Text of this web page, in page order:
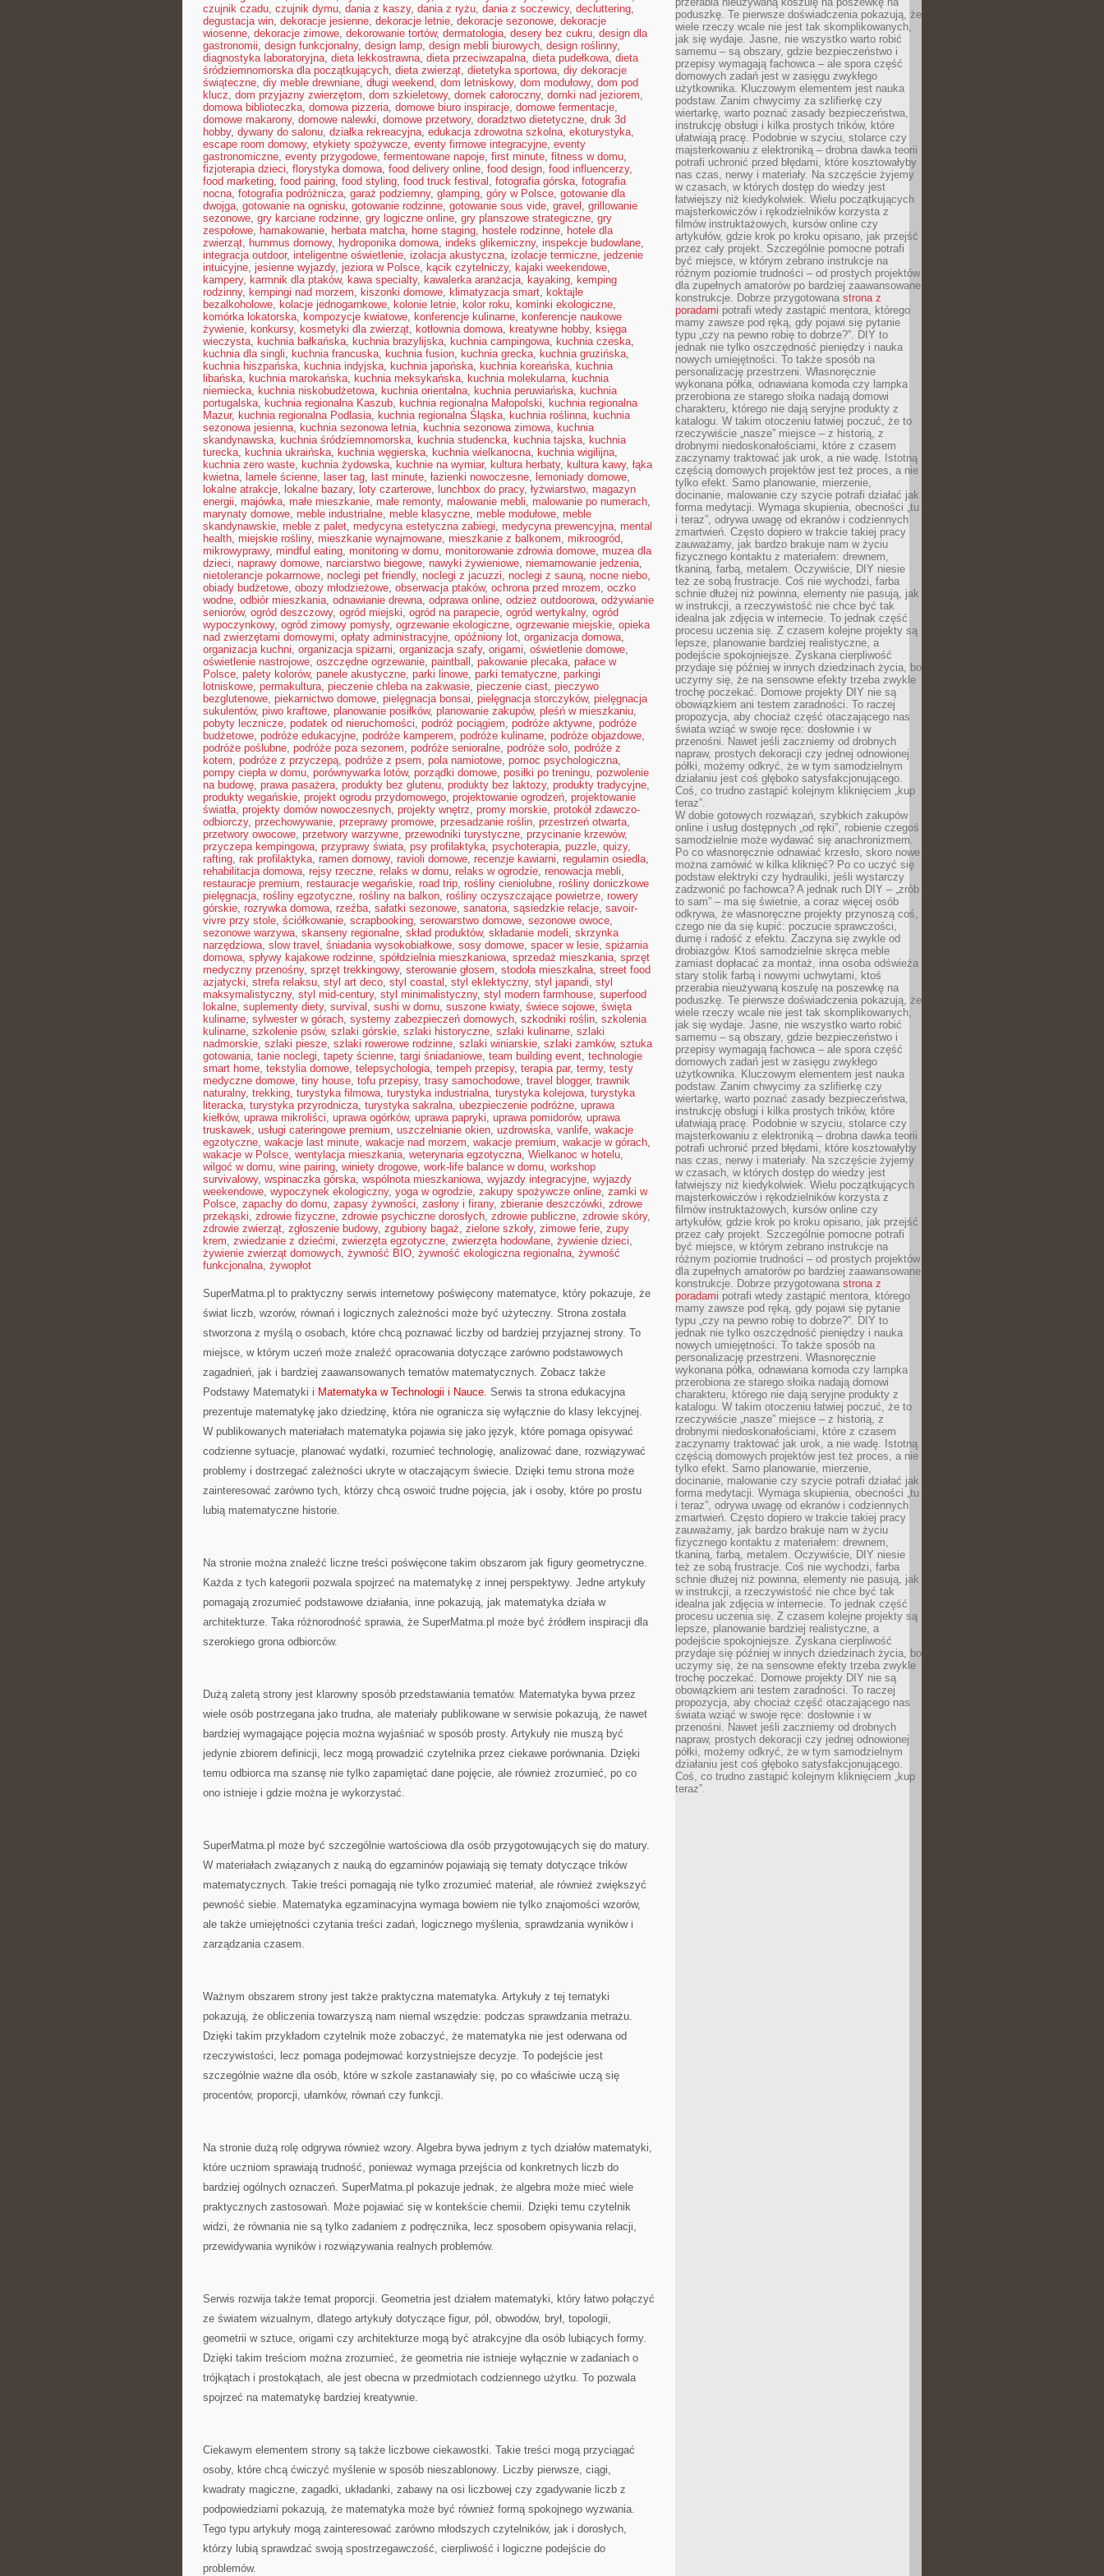
czujnik czadu, czujnik dymu, dania z kaszy, dania z ryżu, dania z soczewicy, decluttering,
degustacja win, dekoracje jesienne, dekoracje letnie, dekoracje sezonowe, dekoracje
wiosenne, dekoracje zimowe, dekorowanie tortów, dermatologia, desery bez cukru, design dla
gastronomii, design funkcjonalny, design lamp, design mebli biurowych, design roślinny,
diagnostyka laboratoryjna, dieta lekkostrawna, dieta przeciwzapalna, dieta pudełkowa, dieta
śródziemnomorska dla początkujących, dieta zwierząt, dietetyka sportowa, diy dekoracje
świąteczne, diy meble drewniane, długi weekend, dom letniskowy, dom modułowy, dom pod
klucz, dom przyjazny zwierzętom, dom szkieletowy, domek całoroczny, domki nad jeziorem,
domowa biblioteczka, domowa pizzeria, domowe biuro inspiracje, domowe fermentacje,
domowe makarony, domowe nalewki, domowe przetwory, doradztwo dietetyczne, druk 3d
hobby, dywany do salonu, działka rekreacyjna, edukacja zdrowotna szkolna, ekoturystyka,
escape room domowy, etykiety spożywcze, eventy firmowe integracyjne, eventy
gastronomiczne, eventy przygodowe, fermentowane napoje, first minute, fitness w domu,
fizjoterapia dzieci, florystyka domowa, food delivery online, food design, food influencerzy,
food marketing, food pairing, food styling, food truck festival , fotografia górska, fotografia
nocna, fotografia podróżnicza, garaż podziemny, glamping, góry w Polsce, gotowanie dla
dwojga, gotowanie na ognisku, gotowanie rodzinne, gotowanie sous vide, gravel , grillowanie
sezonowe, gry karciane rodzinne, gry logiczne online, gry planszowe strategiczne, gry
zespołowe, hamakowanie, herbata matcha, home staging, hostele rodzinne, hotele dla
zwierząt, hummus domowy, hydroponika domowa, indeks glikemiczny, inspekcje budowlane,
integracja outdoor, inteligentne oświetlenie, izolacja akustyczna, izolacje termiczne, jedzenie
intuicyjne, jesienne wyjazdy, jeziora w Polsce, kącik czytelniczy, kajaki weekendowe,
kampery, karmnik dla ptaków, kawa specialty, kawalerka aranżacja, kayaking, kemping
rodzinny, kempingi nad morzem, kiszonki domowe, klimatyzacja smart, koktajle
bezalkoholowe, kolacje jednogarnkowe, kolonie letnie, kolor roku, kominki ekologiczne,
komórka lokatorska, kompozycje kwiatowe, konferencje kulinarne, konferencje naukowe
żywienie, konkursy, kosmetyki dla zwierząt, kotłownia domowa, kreatywne hobby, księga
wieczysta, kuchnia bałkańska, kuchnia brazylijska, kuchnia campingowa, kuchnia czeska,
kuchnia dla singli, kuchnia francuska, kuchnia fusion, kuchnia grecka, kuchnia gruzińska,
kuchnia hiszpańska, kuchnia indyjska, kuchnia japońska, kuchnia koreańska, kuchnia
libańska, kuchnia marokańska, kuchnia meksykańska, kuchnia molekularna, kuchnia
niemiecka, kuchnia niskobudżetowa, kuchnia orientalna, kuchnia peruwiańska, kuchnia
portugalska, kuchnia regionalna Kaszub, kuchnia regionalna Małopolski, kuchnia regionalna
Mazur, kuchnia regionalna Podlasia, kuchnia regionalna Śląska, kuchnia roślinna, kuchnia
sezonowa jesienna, kuchnia sezonowa letnia, kuchnia sezonowa zimowa, kuchnia
skandynawska, kuchnia śródziemnomorska, kuchnia studencka, kuchnia tajska, kuchnia
turecka, kuchnia ukraińska, kuchnia węgierska, kuchnia wielkanocna, kuchnia wigilijna,
kuchnia zero waste, kuchnia żydowska, kuchnie na wymiar, kultura herbaty, kultura kawy, łąka
kwietna, lamele ścienne, laser tag, last minute, łazienki nowoczesne, lemoniady domowe,
lokalne atrakcje, lokalne bazary, loty czarterowe, lunchbox do pracy, łyżwiarstwo, magazyn
energii, majówka, małe mieszkanie, małe remonty, malowanie mebli, malowanie po numerach,
marynaty domowe, meble industrialne, meble klasyczne, meble modułowe, meble
skandynawskie, meble z palet, medycyna estetyczna zabiegi, medycyna prewencyjna, mental
health, miejskie rośliny, mieszkanie wynajmowane, mieszkanie z balkonem, mikroogród,
mikrowyprawy, mindful eating, monitoring w domu, monitorowanie zdrowia domowe, muzea dla
dzieci, naprawy domowe, narciarstwo biegowe, nawyki żywieniowe, niemarnowanie jedzenia,
nietolerancje pokarmowe, noclegi pet friendly, noclegi z jacuzzi, noclegi z sauną, nocne niebo,
obiady budżetowe, obozy młodzieżowe, obserwacja ptaków, ochrona przed mrozem, oczko
wodne, odbiór mieszkania, odnawianie drewna, odprawa online, odzież outdoorowa, odżywianie
seniorów, ogród deszczowy, ogród miejski, ogród na parapecie, ogród wertykalny, ogród
wypoczynkowy, ogród zimowy pomysły, ogrzewanie ekologiczne, ogrzewanie miejskie, opieka
nad zwierzętami domowymi, opłaty administracyjne, opóźniony lot, organizacja domowa,
organizacja kuchni, organizacja spiżarni, organizacja szafy, origami, oświetlenie domowe,
oświetlenie nastrojowe, oszczędne ogrzewanie, paintball , pakowanie plecaka, pałace w
Polsce, palety kolorów, panele akustyczne, parki linowe, parki tematyczne, parkingi
lotniskowe, permakultura, pieczenie chleba na zakwasie, pieczenie ciast, pieczywo
bezglutenowe, piekarnictwo domowe, pielęgnacja bonsai, pielęgnacja storczyków, pielęgnacja
sukulentów, piwo kraftowe, planowanie posiłków, planowanie zakupów, pleśń w mieszkaniu,
pobyty lecznicze, podatek od nieruchomości, podróż pociągiem, podróże aktywne, podróże
budżetowe, podróże edukacyjne, podróże kamperem, podróże kulinarne, podróże objazdowe,
podróże poślubne, podróże poza sezonem, podróże senioralne, podróże solo, podróże z
kotem, podróże z przyczepą, podróże z psem, pola namiotowe, pomoc psychologiczna,
pompy ciepła w domu, porównywarka lotów, porządki domowe, posiłki po treningu, pozwolenie
na budowę, prawa pasażera, produkty bez glutenu, produkty bez laktozy, produkty tradycyjne,
produkty wegańskie, projekt ogrodu przydomowego, projektowanie ogrodzeń, projektowanie
światła, projekty domów nowoczesnych, projekty wnętrz, promy morskie, protokół zdawczo-
odbiorczy, przechowywanie, przeprawy promowe, przesadzanie roślin, przestrzeń otwarta,
przetwory owocowe, przetwory warzywne, przewodniki turystyczne, przycinanie krzewów,
przyczepa kempingowa, przyprawy świata, psy profilaktyka, psychoterapia, puzzle, quizy,
rafting, rak profilaktyka, ramen domowy, ravioli domowe, recenzje kawiarni, regulamin osiedla,
rehabilitacja domowa, rejsy rzeczne, relaks w domu, relaks w ogrodzie, renowacja mebli,
restauracje premium, restauracje wegańskie, road trip, rośliny cieniolubne, rośliny doniczkowe
pielęgnacja, rośliny egzotyczne, rośliny na balkon, rośliny oczyszczające powietrze, rowery
górskie, rozrywka domowa, rzeźba, sałatki sezonowe, sanatoria, sąsiedzkie relacje, savoir-
vivre przy stole, ściółkowanie, scrapbooking, serowarstwo domowe, sezonowe owoce,
sezonowe warzywa, skanseny regionalne, skład produktów, składanie modeli, skrzynka
narzędziowa, slow travel , śniadania wysokobiałkowe, sosy domowe, spacer w lesie, spiżarnia
domowa, spływy kajakowe rodzinne, spółdzielnia mieszkaniowa, sprzedaż mieszkania, sprzęt
medyczny przenośny, sprzęt trekkingowy, sterowanie głosem, stodoła mieszkalna, street food
azjatycki, strefa relaksu, styl art deco, styl coastal , styl eklektyczny, styl japandi, styl
maksymalistyczny, styl mid-century, styl minimalistyczny, styl modern farmhouse, superfood
lokalne, suplementy diety, survival , sushi w domu, suszone kwiaty, świece sojowe, święta
kulinarne, sylwester w górach, systemy zabezpieczeń domowych, szkodniki roślin, szkolenia
kulinarne, szkolenie psów, szlaki górskie, szlaki historyczne, szlaki kulinarne, szlaki
nadmorskie, szlaki piesze, szlaki rowerowe rodzinne, szlaki winiarskie, szlaki zamków, sztuka
gotowania, tanie noclegi, tapety ścienne, targi śniadaniowe, team building event, technologie
smart home, tekstylia domowe, telepsychologia, tempeh przepisy, terapia par, termy, testy
medyczne domowe, tiny house, tofu przepisy, trasy samochodowe, travel blogger, trawnik
naturalny, trekking, turystyka filmowa, turystyka industrialna, turystyka kolejowa, turystyka
literacka, turystyka przyrodnicza, turystyka sakralna, ubezpieczenie podróżne, uprawa
kiełków, uprawa mikroliści, uprawa ogórków, uprawa papryki, uprawa pomidorów, uprawa
truskawek, usługi cateringowe premium, uszczelnianie okien, uzdrowiska, vanlife, wakacje
egzotyczne, wakacje last minute, wakacje nad morzem, wakacje premium, wakacje w górach,
wakacje w Polsce, wentylacja mieszkania, weterynaria egzotyczna, Wielkanoc w hotelu,
wilgoć w domu, wine pairing, winiety drogowe, work-life balance w domu, workshop
survivalowy, wspinaczka górska, wspólnota mieszkaniowa, wyjazdy integracyjne, wyjazdy
weekendowe, wypoczynek ekologiczny, yoga w ogrodzie, zakupy spożywcze online, zamki w
Polsce, zapachy do domu, zapasy żywności, zasłony i firany, zbieranie deszczówki, zdrowe
przekąski, zdrowie fizyczne, zdrowie psychiczne dorosłych, zdrowie publiczne, zdrowie skóry,
zdrowie zwierząt, zgłoszenie budowy, zgubiony bagaż, zielone szkoły, zimowe ferie, zupy
krem, zwiedzanie z dziećmi, zwierzęta egzotyczne, zwierzęta hodowlane, żywienie dzieci,
żywienie zwierząt domowych, żywność BIO, żywność ekologiczna regionalna, żywność
funkcjonalna, żywopłot
SuperMatma.pl to praktyczny serwis internetowy poświęcony matematyce, który pokazuje, że
świat liczb, wzorów, równań i logicznych zależności może być użyteczny. Strona została
stworzona z myślą o osobach, które chcą poznawać liczby od bardziej przyjaznej strony. To
miejsce, w którym uczeń może znaleźć opracowania dotyczące zarówno podstawowych
zagadnień, jak i bardziej zaawansowanych tematów matematycznych. Zobacz także
Podstawy Matematyki i Matematyka w Technologii i Nauce. Serwis ta strona edukacyjna
prezentuje matematykę jako dziedzinę, która nie ogranicza się wyłącznie do klasy lekcyjnej.
W publikowanych materiałach matematyka pojawia się jako język, które pomaga opisywać
codzienne sytuacje, planować wydatki, rozumieć technologię, analizować dane, rozwiązywać
problemy i dostrzegać zależności ukryte w otaczającym świecie. Dzięki temu strona może
zainteresować zarówno tych, którzy chcą oswoić trudne pojęcia, jak i osoby, które po prostu
lubią matematyczne historie.
Na stronie można znaleźć liczne treści poświęcone takim obszarom jak figury geometryczne.
Każda z tych kategorii pozwala spojrzeć na matematykę z innej perspektywy. Jedne artykuły
pomagają zrozumieć podstawowe działania, inne pokazują, jak matematyka działa w
architekturze. Taka różnorodność sprawia, że SuperMatma.pl może być źródłem inspiracji dla
szerokiego grona odbiorców.
Dużą zaletą strony jest klarowny sposób przedstawiania tematów. Matematyka bywa przez
wiele osób postrzegana jako trudna, ale materiały publikowane w serwisie pokazują, że nawet
bardziej wymagające pojęcia można wyjaśniać w sposób prosty. Artykuły nie muszą być
jedynie zbiorem definicji, lecz mogą prowadzić czytelnika przez ciekawe porównania. Dzięki
temu odbiorca ma szansę nie tylko zapamiętać dane pojęcie, ale również zrozumieć, po co
ono istnieje i gdzie można je wykorzystać.
SuperMatma.pl może być szczególnie wartościowa dla osób przygotowujących się do matury.
W materiałach związanych z nauką do egzaminów pojawiają się tematy dotyczące trików
matematycznych. Takie treści pomagają nie tylko zrozumieć materiał, ale również zwiększyć
pewność siebie. Matematyka egzaminacyjna wymaga bowiem nie tylko znajomości wzorów,
ale także umiejętności czytania treści zadań, logicznego myślenia, sprawdzania wyników i
zarządzania czasem.
Ważnym obszarem strony jest także praktyczna matematyka. Artykuły z tej tematyki
pokazują, że obliczenia towarzyszą nam niemal wszędzie: podczas sprawdzania metrażu.
Dzięki takim przykładom czytelnik może zobaczyć, że matematyka nie jest oderwana od
rzeczywistości, lecz pomaga podejmować korzystniejsze decyzje. To podejście jest
szczególnie ważne dla osób, które w szkole zastanawiały się, po co właściwie uczą się
procentów, proporcji, ułamków, równań czy funkcji.
Na stronie dużą rolę odgrywa również wzory. Algebra bywa jednym z tych działów matematyki,
które uczniom sprawiają trudność, ponieważ wymaga przejścia od konkretnych liczb do
bardziej ogólnych oznaczeń. SuperMatma.pl pokazuje jednak, że algebra może mieć wiele
praktycznych zastosowań. Może pojawiać się w kontekście chemii. Dzięki temu czytelnik
widzi, że równania nie są tylko zadaniem z podręcznika, lecz sposobem opisywania relacji,
przewidywania wyników i rozwiązywania realnych problemów.
Serwis rozwija także temat proporcji. Geometria jest działem matematyki, który łatwo połączyć
ze światem wizualnym, dlatego artykuły dotyczące figur, pól, obwodów, brył, topologii,
geometrii w sztuce, origami czy architekturze mogą być atrakcyjne dla osób lubiących formy.
Dzięki takim treściom można zrozumieć, że geometria nie istnieje wyłącznie w zadaniach o
trójkątach i prostokątach, ale jest obecna w przedmiotach codziennego użytku. To pozwala
spojrzeć na matematykę bardziej kreatywnie.
Ciekawym elementem strony są także liczbowe ciekawostki. Takie treści mogą przyciągać
osoby, które chcą ćwiczyć myślenie w sposób nieszablonowy. Liczby pierwsze, ciągi,
kwadraty magiczne, zagadki, układanki, zabawy na osi liczbowej czy zgadywanie liczb z
podpowiedziami pokazują, że matematyka może być również formą spokojnego wyzwania.
Tego typu artykuły mogą zainteresować zarówno młodszych czytelników, jak i dorosłych,
którzy lubią sprawdzać swoją spostrzegawczość, cierpliwość i logiczne podejście do
problemów.
poduszkę. Te pierwsze doświadczenia pokazują, że
wiele rzeczy wcale nie jest tak skomplikowanych,
jak się wydaje. Jasne, nie wszystko warto robić
samemu – są obszary, gdzie bezpieczeństwo i
przepisy wymagają fachowca – ale spora część
domowych zadań jest w zasięgu zwykłego
użytkownika. Kluczowym elementem jest nauka
podstaw. Zanim chwycimy za szlifierkę czy
wiertarkę, warto poznać zasady bezpieczeństwa,
instrukcję obsługi i kilka prostych trików, które
ułatwiają pracę. Podobnie w szyciu, stolarce czy
majsterkowaniu z elektroniką – drobna dawka teorii
potrafi uchronić przed błędami, które kosztowałyby
nas czas, nerwy i materiały. Na szczęście żyjemy
w czasach, w których dostęp do wiedzy jest
łatwiejszy niż kiedykolwiek. Wielu początkujących
majsterkowiczów i rękodzielników korzysta z
filmów instruktażowych, kursów online czy
artykułów, gdzie krok po kroku opisano, jak przejść
przez cały projekt. Szczególnie pomocne potrafi
być miejsce, w którym zebrano instrukcje na
różnym poziomie trudności – od prostych projektów
dla zupełnych amatorów po bardziej zaawansowane
konstrukcje. Dobrze przygotowana strona z
poradami potrafi wtedy zastąpić mentora, którego
mamy zawsze pod ręką, gdy pojawi się pytanie
typu „czy na pewno robię to dobrze?”. DIY to
jednak nie tylko oszczędność pieniędzy i nauka
nowych umiejętności. To także sposób na
personalizację przestrzeni. Własnoręcznie
wykonana półka, odnawiana komoda czy lampka
przerobiona ze starego słoika nadają domowi
charakteru, którego nie dają seryjne produkty z
katalogu. W takim otoczeniu łatwiej poczuć, że to
rzeczywiście „nasze” miejsce – z historią, z
drobnymi niedoskonałościami, które z czasem
zaczynamy traktować jak urok, a nie wadę. Istotną
częścią domowych projektów jest też proces, a nie
tylko efekt. Samo planowanie, mierzenie,
docinanie, malowanie czy szycie potrafi działać jak
forma medytacji. Wymaga skupienia, obecności „tu
i teraz”, odrywa uwagę od ekranów i codziennych
zmartwień. Często dopiero w trakcie takiej pracy
zauważamy, jak bardzo brakuje nam w życiu
fizycznego kontaktu z materiałem: drewnem,
tkaniną, farbą, metalem. Oczywiście, DIY niesie
też ze sobą frustracje. Coś nie wychodzi, farba
schnie dłużej niż powinna, elementy nie pasują, jak
w instrukcji, a rzeczywistość nie chce być tak
idealna jak zdjęcia w internecie. To jednak część
procesu uczenia się. Z czasem kolejne projekty są
lepsze, planowanie bardziej realistyczne, a
podejście spokojniejsze. Zyskana cierpliwość
przydaje się później w innych dziedzinach życia, bo
uczymy się, że na sensowne efekty trzeba zwykle
trochę poczekać. Domowe projekty DIY nie są
obowiązkiem ani testem zaradności. To raczej
propozycja, aby chociaż część otaczającego nas
świata wziąć w swoje ręce: dosłownie i w
przenośni. Nawet jeśli zaczniemy od drobnych
napraw, prostych dekoracji czy jednej odnowionej
półki, możemy odkryć, że w tym samodzielnym
działaniu jest coś głęboko satysfakcjonującego.
Coś, co trudno zastąpić kolejnym kliknięciem „kup
teraz”.
W dobie gotowych rozwiązań, szybkich zakupów
online i usług dostępnych „od ręki”, robienie czegoś
samodzielnie może wydawać się anachronizmem.
Po co własnoręcznie odnawiać krzesło, skoro nowe
można zamówić w kilka kliknięć? Po co uczyć się
podstaw elektryki czy hydrauliki, jeśli wystarczy
zadzwonić po fachowca? A jednak ruch DIY – „zrób
to sam” – ma się świetnie, a coraz więcej osób
odkrywa, że własnoręczne projekty przynoszą coś,
czego nie da się kupić: poczucie sprawczości,
dumę i radość z efektu. Zaczyna się zwykle od
drobiazgów. Ktoś samodzielnie skręca meble
zamiast dopłacać za montaż, inna osoba odświeża
stary stolik farbą i nowymi uchwytami, ktoś
przerabia nieużywaną koszulę na poszewkę na
poduszkę. Te pierwsze doświadczenia pokazują, że
wiele rzeczy wcale nie jest tak skomplikowanych,
jak się wydaje. Jasne, nie wszystko warto robić
samemu – są obszary, gdzie bezpieczeństwo i
przepisy wymagają fachowca – ale spora część
domowych zadań jest w zasięgu zwykłego
użytkownika. Kluczowym elementem jest nauka
podstaw. Zanim chwycimy za szlifierkę czy
wiertarkę, warto poznać zasady bezpieczeństwa,
instrukcję obsługi i kilka prostych trików, które
ułatwiają pracę. Podobnie w szyciu, stolarce czy
majsterkowaniu z elektroniką – drobna dawka teorii
potrafi uchronić przed błędami, które kosztowałyby
nas czas, nerwy i materiały. Na szczęście żyjemy
w czasach, w których dostęp do wiedzy jest
łatwiejszy niż kiedykolwiek. Wielu początkujących
majsterkowiczów i rękodzielników korzysta z
filmów instruktażowych, kursów online czy
artykułów, gdzie krok po kroku opisano, jak przejść
przez cały projekt. Szczególnie pomocne potrafi
być miejsce, w którym zebrano instrukcje na
różnym poziomie trudności – od prostych projektów
dla zupełnych amatorów po bardziej zaawansowane
konstrukcje. Dobrze przygotowana strona z
poradami potrafi wtedy zastąpić mentora, którego
mamy zawsze pod ręką, gdy pojawi się pytanie
typu „czy na pewno robię to dobrze?”. DIY to
jednak nie tylko oszczędność pieniędzy i nauka
nowych umiejętności. To także sposób na
personalizację przestrzeni. Własnoręcznie
wykonana półka, odnawiana komoda czy lampka
przerobiona ze starego słoika nadają domowi
charakteru, którego nie dają seryjne produkty z
katalogu. W takim otoczeniu łatwiej poczuć, że to
rzeczywiście „nasze” miejsce – z historią, z
drobnymi niedoskonałościami, które z czasem
zaczynamy traktować jak urok, a nie wadę. Istotną
częścią domowych projektów jest też proces, a nie
tylko efekt. Samo planowanie, mierzenie,
docinanie, malowanie czy szycie potrafi działać jak
forma medytacji. Wymaga skupienia, obecności „tu
i teraz”, odrywa uwagę od ekranów i codziennych
zmartwień. Często dopiero w trakcie takiej pracy
zauważamy, jak bardzo brakuje nam w życiu
fizycznego kontaktu z materiałem: drewnem,
tkaniną, farbą, metalem. Oczywiście, DIY niesie
też ze sobą frustracje. Coś nie wychodzi, farba
schnie dłużej niż powinna, elementy nie pasują, jak
w instrukcji, a rzeczywistość nie chce być tak
idealna jak zdjęcia w internecie. To jednak część
procesu uczenia się. Z czasem kolejne projekty są
lepsze, planowanie bardziej realistyczne, a
podejście spokojniejsze. Zyskana cierpliwość
przydaje się później w innych dziedzinach życia, bo
uczymy się, że na sensowne efekty trzeba zwykle
trochę poczekać. Domowe projekty DIY nie są
obowiązkiem ani testem zaradności. To raczej
propozycja, aby chociaż część otaczającego nas
świata wziąć w swoje ręce: dosłownie i w
przenośni. Nawet jeśli zaczniemy od drobnych
napraw, prostych dekoracji czy jednej odnowionej
półki, możemy odkryć, że w tym samodzielnym
działaniu jest coś głęboko satysfakcjonującego.
Coś, co trudno zastąpić kolejnym kliknięciem „kup
teraz”.